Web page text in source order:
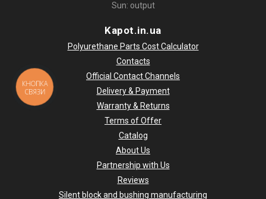
Sun: output
Kapot.in.ua
Polyurethane Parts Cost Calculator
Contacts
Official Contact Channels
Delivery & Payment
Warranty & Returns
Terms of Offer
Catalog
About Us
Partnership with Us
Reviews
Silent block and bushing manufacturing
КНОПКА
СВЯЗИ